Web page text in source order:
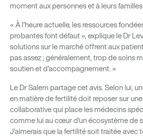
moment aux personnes et à leurs familles.
« À l'heure actuelle, les ressources
probantes font défaut », explique le Dr
solutions sur le marché offrent aux
pas assez ; généralement, trop de soins
soutien et d'accompagnement. »
Le Dr Salem partage cet avis. Selon lui,
en matière de fertilité doit reposer sur
collaborative qui place les médecins
comme lui au cœur d'un écosystème de
J'aimerais que la fertilité soit traitée avec